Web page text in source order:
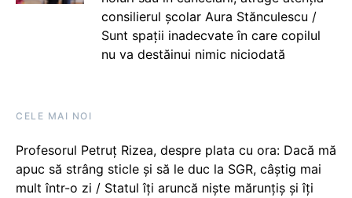
consilierul școlar Aura Stănculescu /
Sunt spații inadecvate în care copilul
nu va destăinui nimic niciodată
CELE MAI NOI
Profesorul Petruț Rizea, despre plata cu ora: Dacă mă
apuc să strâng sticle și să le duc la SGR, câștig mai
mult într-o zi / Statul îți aruncă niște mărunțiș și îți